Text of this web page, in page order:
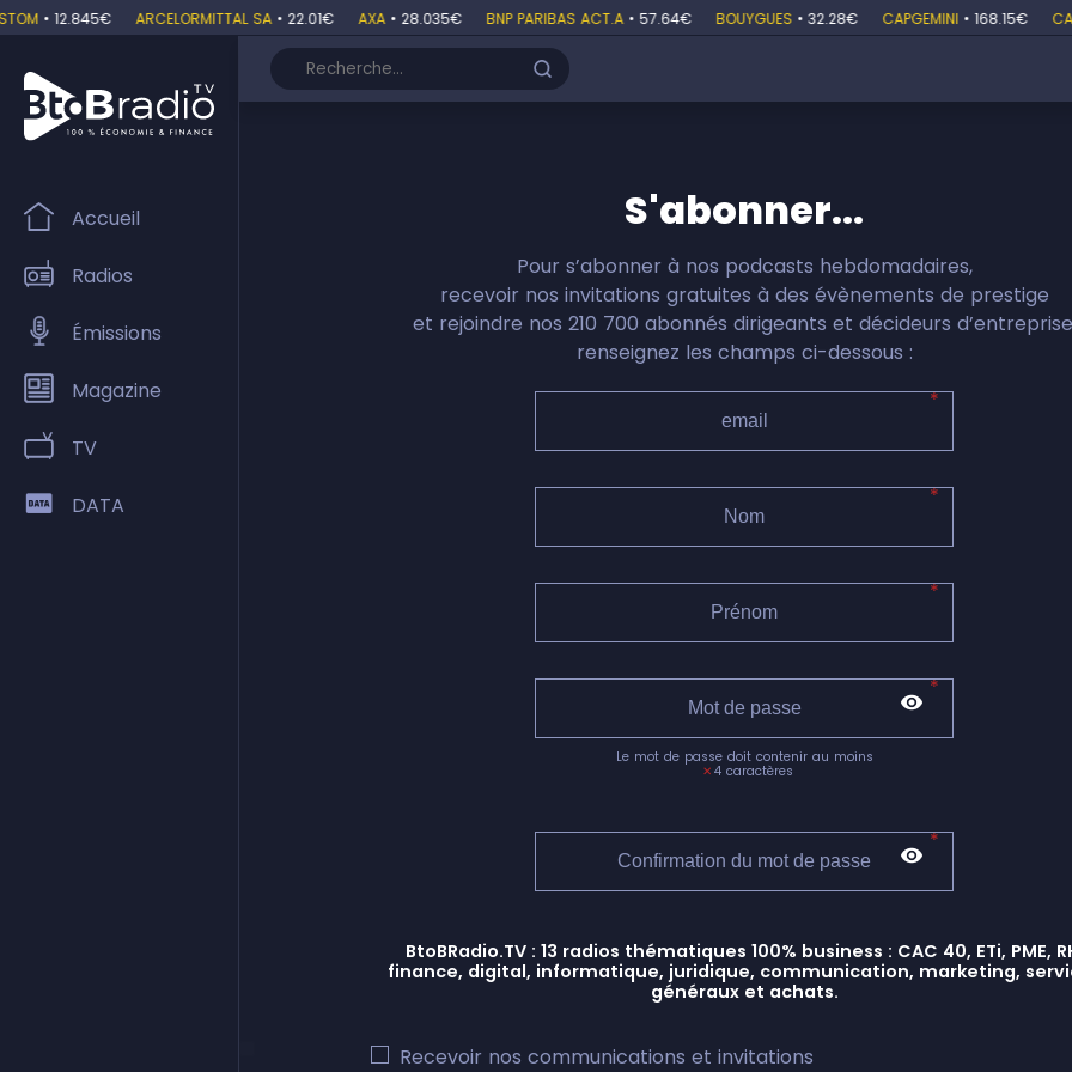
• 12.845€ ARCELORMITTAL SA•22.01€ AXA•28.035€ BNP PARIBAS ACT.A•57.64€ BOUYGUES• 32.28€ CAPGEMINI• 168.15€
Accueil
Radios
Émissions
Magazine
TV
DATA
S'abonner...
Pour s’abonner à nos podcasts hebdomadaires,
recevoir nos invitations gratuites à des évènements de prestige
et rejoindre nos 210 700 abonnés dirigeants et décideurs
renseignez les champs ci-dessous :
Le mot de passe doit contenir au moins
4 caractères
BtoBRadio.TV : 13 radios thématiques 100% business : CAC 40, ETi, PME,
finance, digital, informatique, juridique, communication, marketing,
généraux et achats.
Recevoir nos communications et invitations